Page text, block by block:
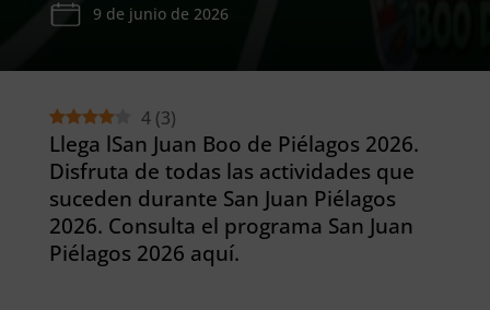
9 de junio de 2026
4 (3)
Llega lSan Juan Boo de Piélagos 2026.
Disfruta de todas las actividades que
suceden durante San Juan Piélagos
2026. Consulta el programa San Juan
Piélagos 2026 aquí.